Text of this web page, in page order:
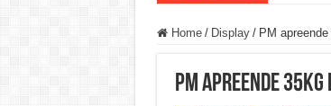
Home / Display / PM
PM apreende